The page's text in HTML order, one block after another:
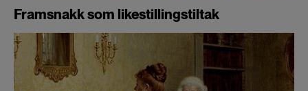
Framsnakk som likestillingstiltak